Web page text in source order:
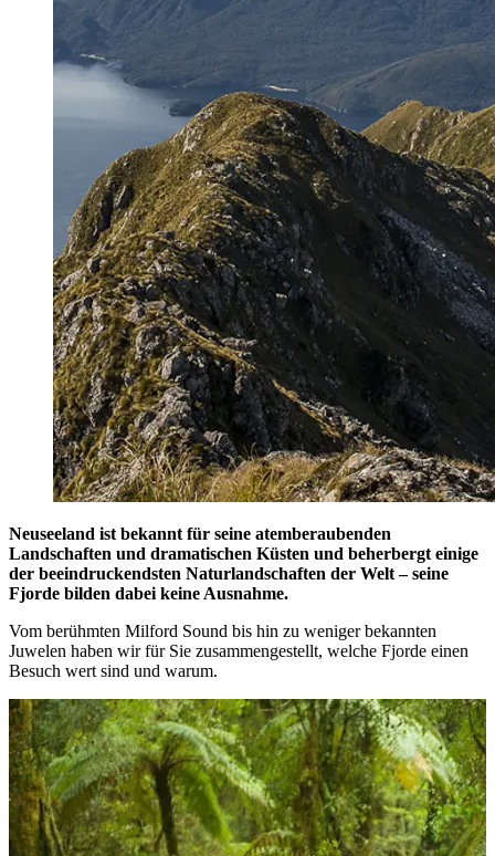
Neuseeland ist bekannt für seine atemberaubenden
Landschaften und dramatischen Küsten und beherbergt einige
der beeindruckendsten Naturlandschaften der Welt – seine
Fjorde bilden dabei keine Ausnahme.
Vom berühmten Milford Sound bis hin zu weniger bekannten
Juwelen haben wir für Sie zusammengestellt, welche Fjorde einen
Besuch wert sind und warum.